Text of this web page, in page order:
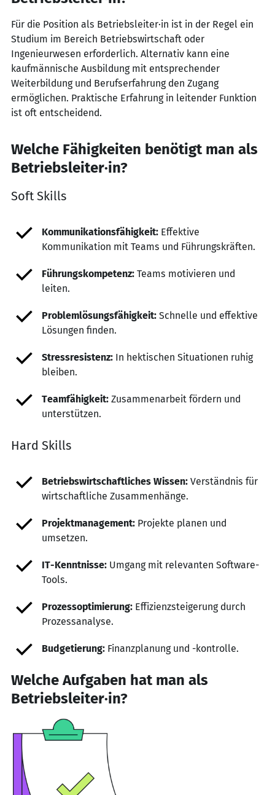
Für die Position als Betriebsleiter·in ist in der Regel ein
Studium im Bereich Betriebswirtschaft oder
Ingenieurwesen erforderlich. Alternativ kann eine
kaufmännische Ausbildung mit entsprechender
Weiterbildung und Berufserfahrung den Zugang
ermöglichen. Praktische Erfahrung in leitender Funktion
ist oft entscheidend.
Welche Fähigkeiten benötigt man als
Betriebsleiter·in?
Soft Skills
Kommunikationsfähigkeit: Effektive
Kommunikation mit Teams und Führungskräften.
Führungskompetenz: Teams motivieren und
leiten.
Problemlösungsfähigkeit: Schnelle und effektive
Lösungen finden.
Stressresistenz: In hektischen Situationen ruhig
bleiben.
Teamfähigkeit: Zusammenarbeit fördern und
unterstützen.
Hard Skills
Betriebswirtschaftliches Wissen: Verständnis für
wirtschaftliche Zusammenhänge.
Projektmanagement: Projekte planen und
umsetzen.
IT-Kenntnisse: Umgang mit relevanten Software-
Tools.
Prozessoptimierung: Effizienzsteigerung durch
Prozessanalyse.
Budgetierung: Finanzplanung und -kontrolle.
Welche Aufgaben hat man als
Betriebsleiter·in?